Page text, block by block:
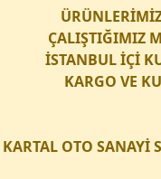
ÇALIŞTIĞIMIZ
İSTANBUL İÇİ
KARGO VE
KARTAL OTO SANAYİ